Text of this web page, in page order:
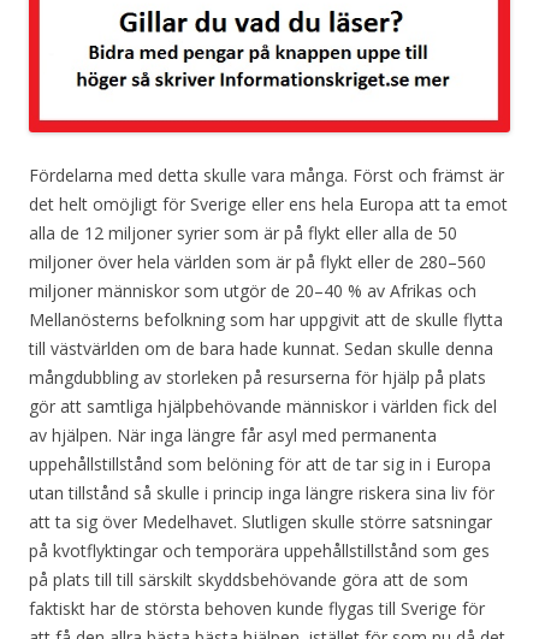
Fördelarna med detta skulle vara många. Först och främst är
det helt omöjligt för Sverige eller ens hela Europa att ta emot
alla de 12 miljoner syrier som är på flykt eller alla de 50
miljoner över hela världen som är på flykt eller de 280–560
miljoner människor som utgör de 20–40 % av Afrikas och
Mellanösterns befolkning som har uppgivit att de skulle flytta
till västvärlden om de bara hade kunnat. Sedan skulle denna
mångdubbling av storleken på resurserna för hjälp på plats
gör att samtliga hjälpbehövande människor i världen fick del
av hjälpen. När inga längre får asyl med permanenta
uppehållstillstånd som belöning för att de tar sig in i Europa
utan tillstånd så skulle i princip inga längre riskera sina liv för
att ta sig över Medelhavet. Slutligen skulle större satsningar
på kvotflyktingar och temporära uppehållstillstånd som ges
på plats till till särskilt skyddsbehövande göra att de som
faktiskt har de största behoven kunde flygas till Sverige för